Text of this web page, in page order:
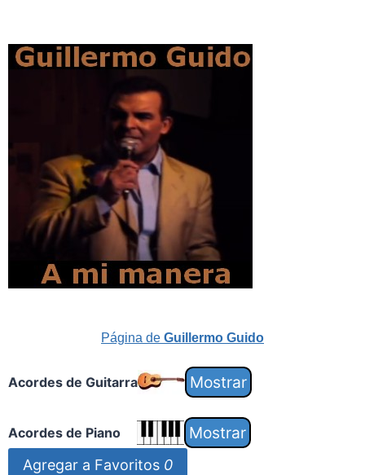
Página de Guillermo Guido
Acordes de Guitarra
Acordes de Piano
Agregar a Favoritos 0